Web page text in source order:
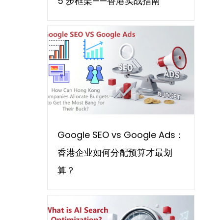
Google SEO vs Google Ads：
香港企业如何分配预算才最划
算？